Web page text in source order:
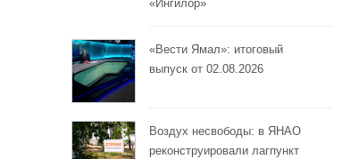
«Ингилор»
«Вести Ямал»: итоговый
выпуск от 02.08.2026
Воздух несвободы: в ЯНАО
реконструировали лагпункт